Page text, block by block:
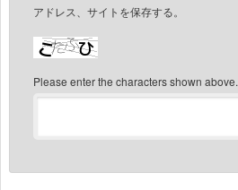
アドレス、サイトを保存する。
Please enter the characters shown above.